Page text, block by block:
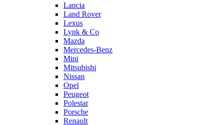
Lancia
Land Rover
Lexus
Lynk & Co
Mazda
Mercedes-Benz
Mini
Mitsubishi
Nissan
Opel
Peugeot
Polestar
Porsche
Renault